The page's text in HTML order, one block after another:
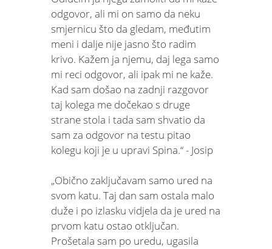
odgovor, ali mi on samo da neku
smjernicu što da gledam, međutim
meni i dalje nije jasno što radim
krivo. Kažem ja njemu, daj lega samo
mi reci odgovor, ali ipak mi ne kaže.
Kad sam došao na zadnji razgovor
taj kolega me dočekao s druge
strane stola i tada sam shvatio da
sam za odgovor na testu pitao
kolegu koji je u upravi Spina.“ - Josip
„Obično zaključavam samo ured na
svom katu. Taj dan sam ostala malo
duže i po izlasku vidjela da je ured na
prvom katu ostao otključan.
Prošetala sam po uredu, ugasila